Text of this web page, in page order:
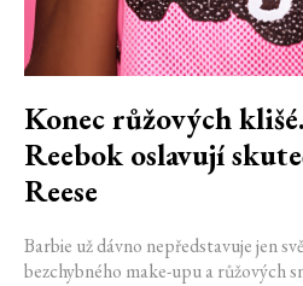
Konec růžových
Reebok oslavují
Reese
Barbie už dávno nepředstavuje jen
bezchybného make-upu a růžových